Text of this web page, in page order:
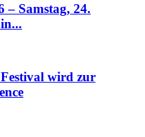
– Samstag, 24.
wird zur